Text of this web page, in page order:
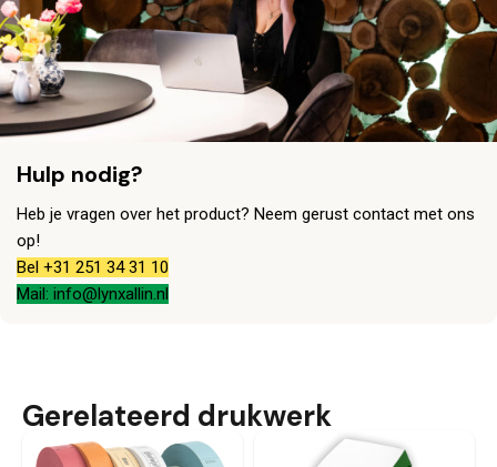
Hulp nodig?
Heb je vragen over het product? Neem gerust contact met ons
op!
Bel +31 251 34 31 10
Mail: info@lynxallin.nl
Gerelateerd drukwerk